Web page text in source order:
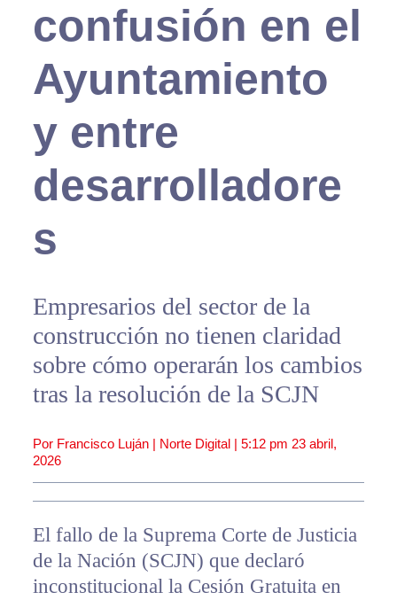
confusión en el
Ayuntamiento
y entre
desarrolladore
s
Empresarios del sector de la
construcción no tienen claridad
sobre cómo operarán los cambios
tras la resolución de la SCJN
Por Francisco Luján | Norte Digital | 5:12 pm 23 abril,
2026
El fallo de la Suprema Corte de Justicia
de la Nación (SCJN) que declaró
inconstitucional la Cesión Gratuita en